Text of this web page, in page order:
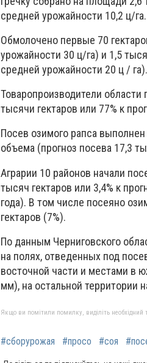
средней урожайности 10,2 ц/га.
Обмолочено первые 70
урожайности 30 ц/га) и 1,5
средней урожайности 20 ц / га).
Товаропроизводители
тысячи гектаров или 77% к
Посев озимого рапса
объема (прогноз посева 17,3
Аграрии 10 районов начали
тысяч гектаров или 3,4% к
года). В том числе посеяно
гектаров (7%).
По данным Черниговского
на полях, отведенных под
восточной части и местами в
мм), на остальной территории
Якщо ви помітили помилку, виділіть необхідний
#сборурожая #просо #соя